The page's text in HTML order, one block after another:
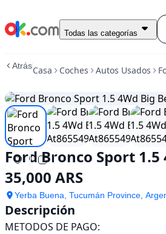
Usado
Sport
4Wd
Big
Bend
At8
En
venta
35,000
ARS
Todas las categorías
AtrásCasa Coches Autos Usados
Ford Bronco Sport 1.5
35,000 ARS
Yerba Buena, Tucumán Province,
Descripción
METODOS DE PAGO: